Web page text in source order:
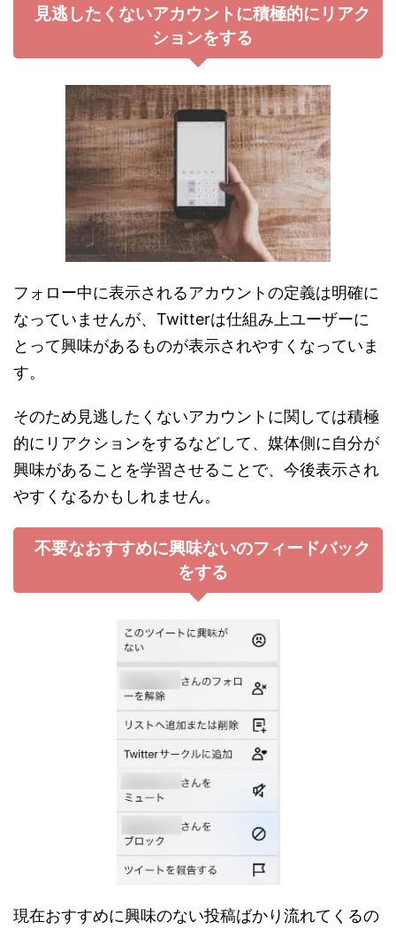
見逃したくないアカウントに積極的にリアク
ションをする
フォロー中に表示されるアカウントの定義は明確に
なっていませんが、Twitterは仕組み上ユーザーに
とって興味があるものが表示されやすくなっていま
す。
そのため見逃したくないアカウントに関しては積極
的にリアクションをするなどして、媒体側に自分が
興味があることを学習させることで、今後表示され
やすくなるかもしれません。
不要なおすすめに興味ないのフィードバック
をする
現在おすすめに興味のない投稿ばかり流れてくるの